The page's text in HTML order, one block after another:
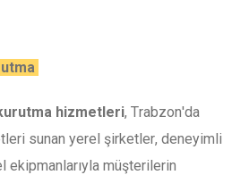
hizmetleri, Trabzon'da
sunan yerel şirketler, deneyimli
müşterilerin